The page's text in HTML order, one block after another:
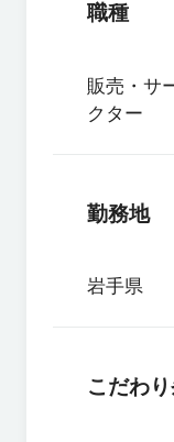
職種
販売・サ
クター
勤務地
岩手県
こだわ